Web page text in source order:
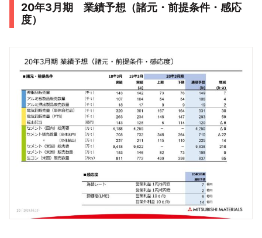
20年3月期 業績予想（諸元・前提条件・感応
度）